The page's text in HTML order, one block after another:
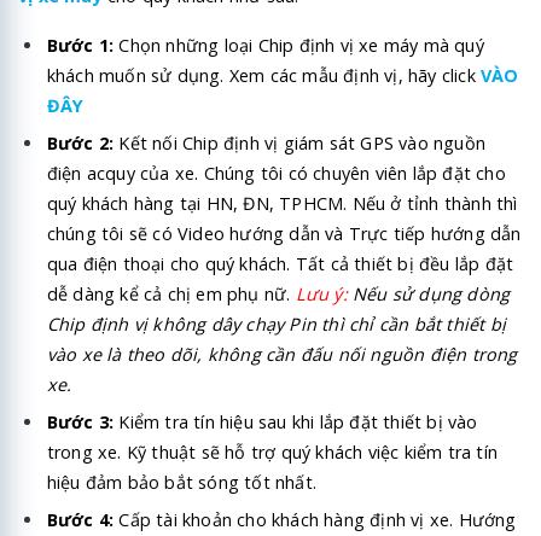
Bước 1: Chọn những loại Chip định vị xe máy mà quý
khách muốn sử dụng. Xem các mẫu định vị, hãy clickVÀO
ĐÂY
Bước 2: Kết nối Chip định vị giám sát GPS vào nguồn
điện acquy của xe. Chúng tôi có chuyên viên lắp đặt cho
quý khách hàng tại HN, ĐN, TPHCM. Nếu ở tỉnh thành thì
chúng tôi sẽ có Video hướng dẫn và Trực tiếp hướng dẫn
qua điện thoại cho quý khách. Tất cả thiết bị đều lắp đặt
dễ dàng kể cả chị em phụ nữ. Lưu ý: Nếu sử dụng dòng
Chip định vị không dây chạy Pin thì chỉ cần bắt thiết bị
vào xe là theo dõi, không cần đấu nối nguồn điện trong
xe.
Bước 3: Kiểm tra tín hiệu sau khi lắp đặt thiết bị vào
trong xe. Kỹ thuật sẽ hỗ trợ quý khách việc kiểm tra tín
hiệu đảm bảo bắt sóng tốt nhất.
Bước 4: Cấp tài khoản cho khách hàng định vị xe. Hướng